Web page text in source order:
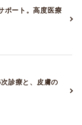
ポート。高度医療
診療と、皮膚の